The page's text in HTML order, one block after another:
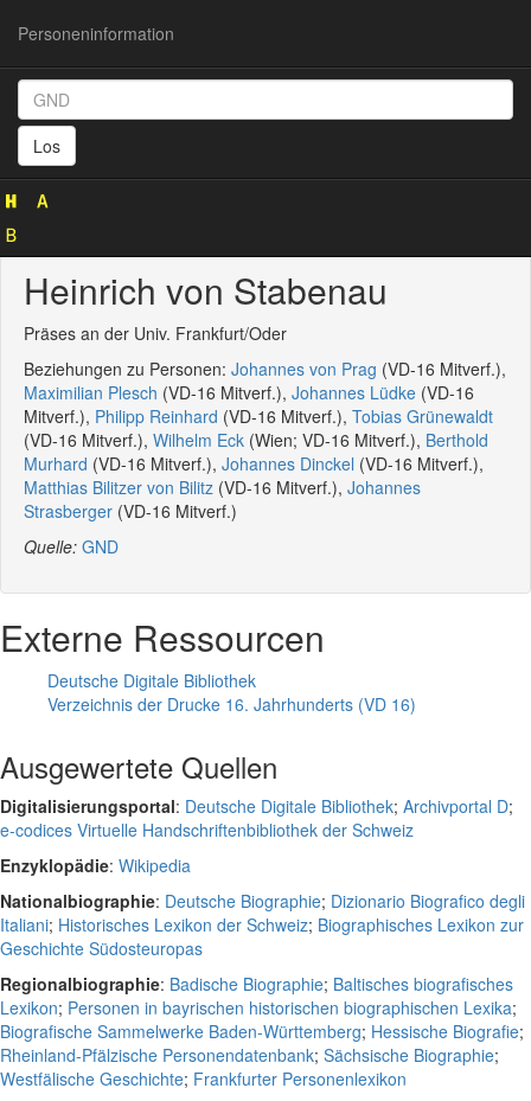
Personeninformation
Los
Personeninformation
132377861)
Heinrich von Stabenau
Präses an der Univ. Frankfurt/Oder
Beziehungen zu Personen: Johannes von Prag (VD-16 Mitverf.),
Maximilian Plesch (VD-16 Mitverf.), Johannes Lüdke (VD-16
Mitverf.), Philipp Reinhard (VD-16 Mitverf.), Tobias Grünewaldt
(VD-16 Mitverf.), Wilhelm Eck (Wien; VD-16 Mitverf.), Berthold
Murhard (VD-16 Mitverf.), Johannes Dinckel (VD-16 Mitverf.),
Matthias Bilitzer von Bilitz (VD-16 Mitverf.), Johannes
Strasberger (VD-16 Mitverf.)
Quelle: GND
Externe Ressourcen
Deutsche Digitale Bibliothek
Verzeichnis der Drucke 16. Jahrhunderts (VD 16)
Ausgewertete Quellen
Digitalisierungsportal: Deutsche Digitale Bibliothek; Archivportal D;
e-codices Virtuelle Handschriftenbibliothek der Schweiz
Enzyklopädie: Wikipedia
Nationalbiographie: Deutsche Biographie; Dizionario Biografico degli
Italiani; Historisches Lexikon der Schweiz; Biographisches Lexikon zur
Geschichte Südosteuropas
Regionalbiographie: Badische Biographie; Baltisches biografisches
Lexikon; Personen in bayrischen historischen biographischen Lexika;
Biografische Sammelwerke Baden-Württemberg; Hessische Biografie;
Rheinland-Pfälzische Personendatenbank; Sächsische Biographie;
Westfälische Geschichte; Frankfurter Personenlexikon